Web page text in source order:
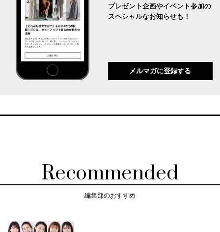
プレゼント企画やイベント参加の
スペシャルなお知らせも！
メルマガに登録する
Recommended
編集部のおすすめ